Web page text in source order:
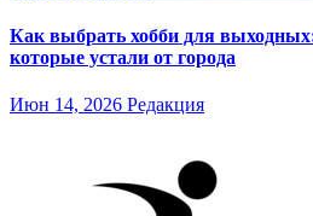
Как выбрать хобби для
которые устали от города
Июн 14, 2026 Редакция